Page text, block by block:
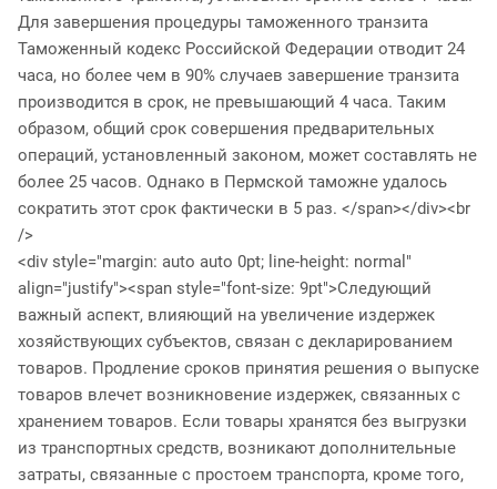
Для завершения процедуры таможенного транзита
Таможенный кодекс Российской Федерации отводит 24
часа, но более чем в 90% случаев завершение транзита
производится в срок, не превышающий 4 часа. Таким
образом, общий срок совершения предварительных
операций, установленный законом, может составлять не
более 25 часов. Однако в Пермской таможне удалось
сократить этот срок фактически в 5 раз. </span></div><br
/>
<div style="margin: auto auto 0pt; line-height: normal"
align="justify"><span style="font-size: 9pt">Следующий
важный аспект, влияющий на увеличение издержек
хозяйствующих субъектов, связан с декларированием
товаров. Продление сроков принятия решения о выпуске
товаров влечет возникновение издержек, связанных с
хранением товаров. Если товары хранятся без выгрузки
из транспортных средств, возникают дополнительные
затраты, связанные с простоем транспорта, кроме того,